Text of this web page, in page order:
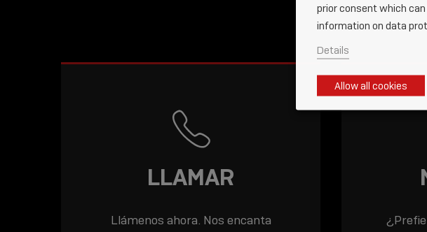
LLAMAR
Llámenos ahora. Nos encanta
prior consent which
information on data
Details
Allow all cookies